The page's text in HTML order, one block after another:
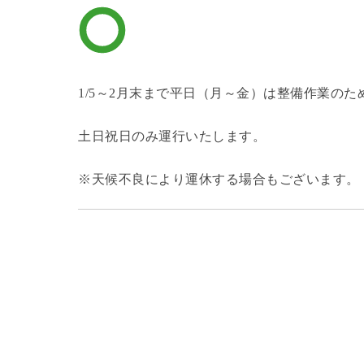
1/5～2月末まで平日（月～金）は整備作業のた
土日祝日のみ運行いたします。
※天候不良により運休する場合もございます。